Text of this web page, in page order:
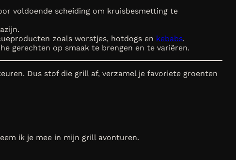
voldoende scheiding om kruisbesmetting te
zoals worstjes, hotdogs en kebabs.
gerechten op smaak te brengen en te variëren.
Dus stof die grill af, verzamel je favoriete groenten
ik je mee in mijn grill avonturen.